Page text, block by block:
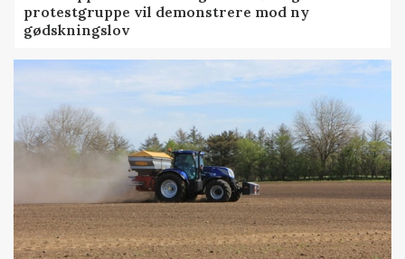
protestgruppe vil demonstrere mod ny
gødskningslov